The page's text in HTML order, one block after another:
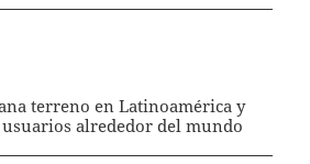
terreno en Latinoamérica y
usuarios alrededor del mundo